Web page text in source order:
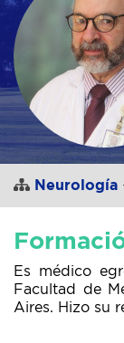
Neurología
Es médico
Facultad de
Aires. Hizo su